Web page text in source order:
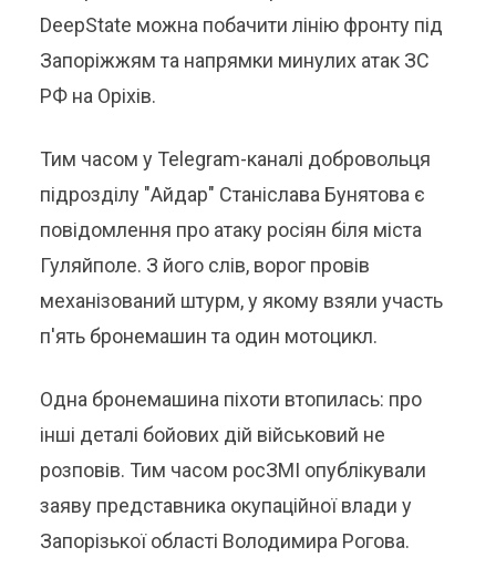
DeepState можна побачити лінію фронту під
Запоріжжям та напрямки минулих атак ЗС
РФ на Оріхів.
Тим часом у Telegram-каналі добровольця
підрозділу "Айдар" Станіслава Бунятова є
повідомлення про атаку росіян біля міста
Гуляйполе. З його слів, ворог провів
механізований штурм, у якому взяли участь
п'ять бронемашин та один мотоцикл.
Одна бронемашина піхоти втопилась: про
інші деталі бойових дій військовий не
розповів. Тим часом росЗМІ опублікували
заяву представника окупаційної влади у
Запорізької області Володимира Рогова.